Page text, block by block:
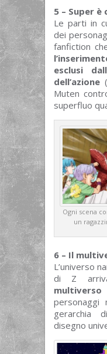
5 – Super
Le parti in
dei
fanfiction
esclusi
dell’azione
Muten
superfluo
Ogni scena
un
6 – Il
L’universo
di Z
personaggi
gerarchia
disegno